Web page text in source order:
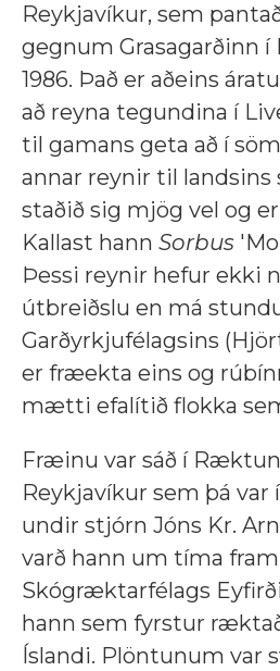
Reykjavíkur, sem
gegnum Grasagarðinn í
1986. Það er aðeins
að reyna tegundina í
til gamans geta að í
annar reynir til
staðið sig mjög vel og
Kallast hann Sorbus
Þessi reynir hefur ekki
útbreiðslu en má
Garðyrkjufélagsins
er fræekta eins og
mætti efalítið flokka
Fræinu var sáð í
Reykjavíkur sem þá var
undir stjórn Jóns Kr.
varð hann um tíma
Skógræktarfélags
hann sem fyrstur
Íslandi. Plöntunum var